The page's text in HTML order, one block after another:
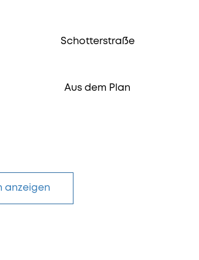
Schotterstraße
Aus dem Plan
anzeigen